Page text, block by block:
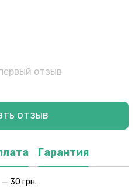
отзыв
отзыв
Гарантия
30 грн.